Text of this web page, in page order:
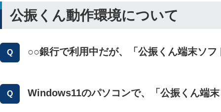
公振くん動作環境について
○○銀行で利用中だが、「公振くん端末ソ
Windows11のパソコンで、「公振くん端